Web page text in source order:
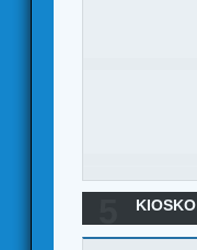
KIOSKO